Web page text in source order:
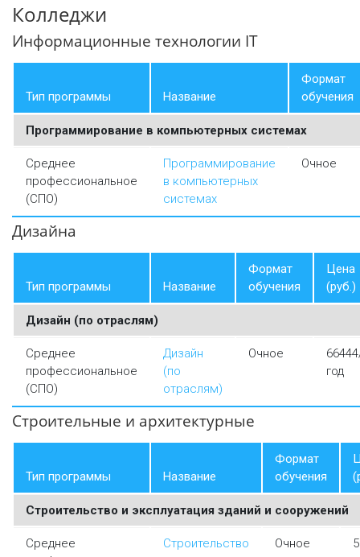
Колледжи
Информационные технологии IT
Тип программы Название
Формат
обучения
Программирование в компьютерных системах
Среднее
профессиональное
(СПО)
Программирование
в компьютерных
системах
Очное
Дизайна
Тип программы Название
Формат
обучения
Цена
(руб.)
Дизайн (по отраслям)
Среднее
профессиональное
(СПО)
Дизайн
(по
отраслям)
Очное
год
Строительные и архитектурные
Тип программы Название
Формат
обучения
Строительство и эксплуатация зданий и сооружений
Среднее
Строительство
Очное